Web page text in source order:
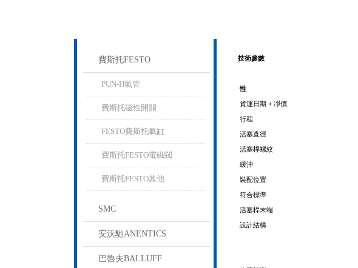
費斯托FESTO
PUN-H氣管
費斯托磁性開關
FESTO費斯托氣缸
費斯托FESTO電磁閥
費斯托FESTO其他
SMC
安沃馳ANENTICS
巴魯夫BALLUFF
技術參數
性
貨運日期 + 凈價
行程
活塞直徑
活塞桿螺紋
緩沖
裝配位置
符合標準
活塞桿末端
設計結構